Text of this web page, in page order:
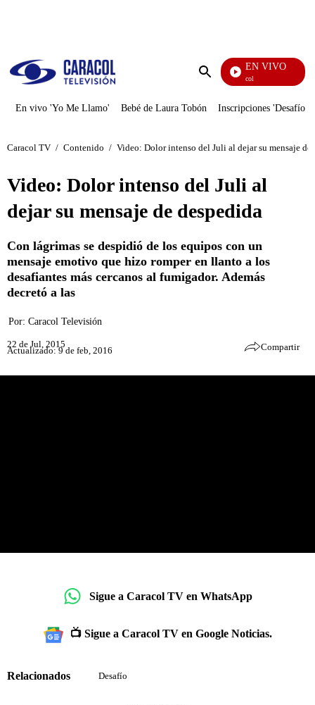
Enviar
EN VIVO
Noticias Caracol
En vivo 'Yo Me Llamo' Bebé de Laura Tobón Inscripciones 'Desafío'
Caracol TV / Contenido / Video: Dolor intenso del Juli al dejar su mensaje de
Video: Dolor intenso del Juli al
dejar su mensaje de despedida
Con lágrimas se despidió de los equipos con un
mensaje emotivo que hizo romper en llanto a los
desafiantes más cercanos al fumigador. Además
decretó a las
Por: Caracol Televisión
22 de Jul, 2015
Actualizado: 9 de feb, 2016 Compartir
Sigue a Caracol TV en WhatsApp
📺 Sigue a Caracol TV en Google Noticias.
Relacionados Desafío